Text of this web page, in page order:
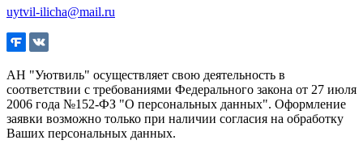
uytvil-ilicha@mail.ru
АН "Уютвиль" осуществляет свою деятельность в
соответствии с требованиями Федерального закона от 27 июля
2006 года №152-ФЗ "О персональных данных". Оформление
заявки возможно только при наличии согласия на обработку
Ваших персональных данных.